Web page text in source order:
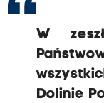
W
Dolinie